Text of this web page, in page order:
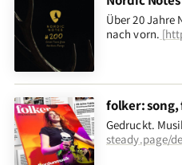
Über 20 Jahre
nach vorn. [
folker:
Gedruckt.
steady.page/